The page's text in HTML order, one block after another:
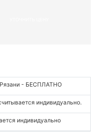
- БЕСПЛАТНО
индивидуально.
индивидуально